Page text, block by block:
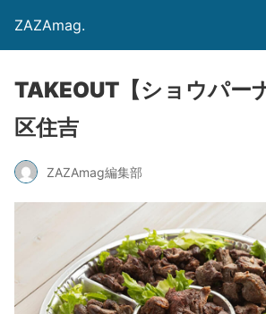
ZAZAmag.
TAKEOUT【ショウパー
区住吉
ZAZAmag編集部